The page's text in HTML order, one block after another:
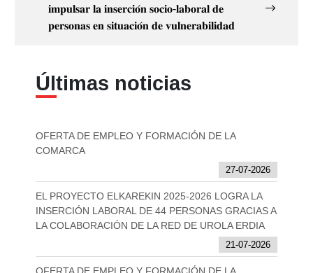
𝐢𝐦𝐩𝐮𝐥𝐬𝐚𝐫 𝐥𝐚 𝐢𝐧𝐬𝐞𝐫𝐜𝐢𝐨́𝐧 𝐬𝐨𝐜𝐢𝐨-𝐥𝐚𝐛𝐨𝐫𝐚𝐥 𝐝𝐞
𝐩𝐞𝐫𝐬𝐨𝐧𝐚𝐬 𝐞𝐧 𝐬𝐢𝐭𝐮𝐚𝐜𝐢𝐨́𝐧 𝐝𝐞 𝐯𝐮𝐥𝐧𝐞𝐫𝐚𝐛𝐢𝐥𝐢𝐝𝐚𝐝
Últimas noticias
OFERTA DE EMPLEO Y FORMACIÓN DE LA
COMARCA
27-07-2026
EL PROYECTO ELKAREKIN 2025-2026 LOGRA LA
INSERCIÓN LABORAL DE 44 PERSONAS GRACIAS A
LA COLABORACIÓN DE LA RED DE UROLA ERDIA
21-07-2026